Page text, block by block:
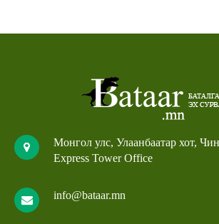
Монгол улс, Улаанбаатар хот,
Express Tower Office
info@bataar.mn